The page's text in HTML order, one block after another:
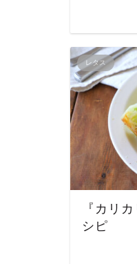
レタス
『カリ
シピ